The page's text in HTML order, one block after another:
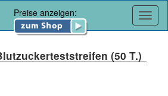
Preise anzeigen:
(50 T.)